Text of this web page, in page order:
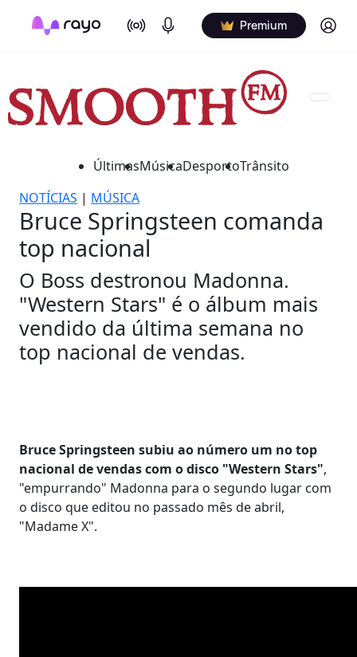
On Air Podcasts Premium Log in
ÚltimasMúsicaDesportoTrânsito
NOTÍCIAS | MÚSICA
Bruce Springsteen comanda
top nacional
O Boss destronou Madonna.
"Western Stars" é o álbum mais
vendido da última semana no
top nacional de vendas.
Bruce Springsteen subiu ao número um no top
nacional de vendas com o disco "Western Stars",
"empurrando" Madonna para o segundo lugar com
o disco que editou no passado mês de abril,
"Madame X".